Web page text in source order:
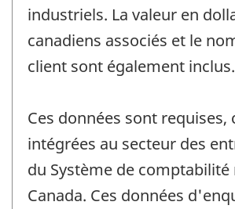
industriels. La valeur en
canadiens associés et le
client sont également inclus.
Ces données sont requises,
intégrées au secteur des
du Système de
Canada. Ces données